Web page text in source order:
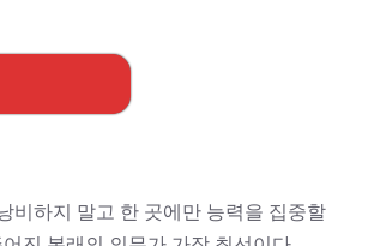
비하지 말고 한 곳에만 능력을 집중할